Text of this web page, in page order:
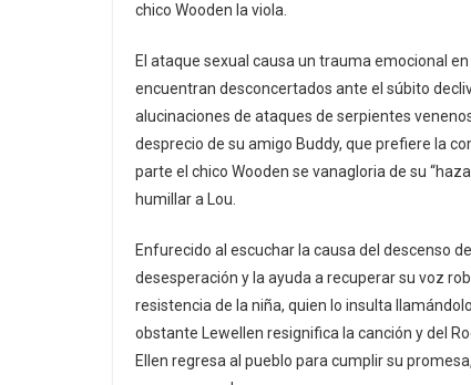
chico Wooden la viola.
El ataque sexual causa un trauma emocional
encuentran desconcertados ante el súbito
alucinaciones de ataques de serpientes
desprecio de su amigo Buddy, que prefiere la
parte el chico Wooden se vanagloria de su
humillar a Lou.
Enfurecido al escuchar la causa del descenso
desesperación y la ayuda a recuperar su voz
resistencia de la niña, quien lo insulta
obstante Lewellen resignifica la canción y del
Ellen regresa al pueblo para cumplir su